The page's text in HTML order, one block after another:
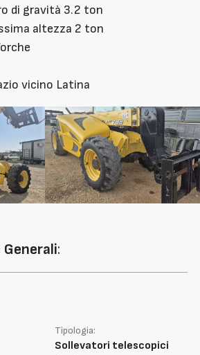
di gravità 3.2 ton
altezza 2 ton
vicino Latina
Generali:
Tipologia:
Sollevatori telescopici